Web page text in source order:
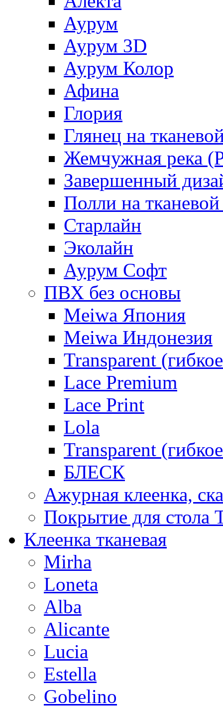
Аурум
Аурум 3D
Аурум Колор
Афина
Глория
Глянец на
Жемчужная река
Завершенный
Полли на
Старлайн
Эколайн
Аурум Софт
ПВХ без основы
Meiwa Япония
Meiwa Индонезия
Transparent
Lace Premium
Lace Print
Lola
Transparent
БЛЕСК
Ажурная клеенка,
Покрытие для стола
Клеенка тканевая
Mirha
Loneta
Alba
Alicante
Lucia
Estella
Gobelino